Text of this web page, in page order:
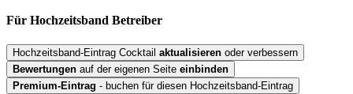
Für Hochzeitsband Betreiber
Hochzeitsband-Eintrag Cocktail aktualisieren oder verbessern
Bewertungen auf der eigenen Seite einbinden
Premium-Eintrag - buchen für diesen Hochzeitsband-Eintrag